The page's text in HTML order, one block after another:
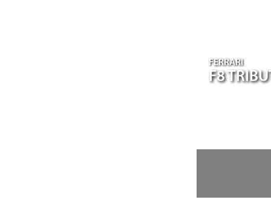
FERRARI
F8